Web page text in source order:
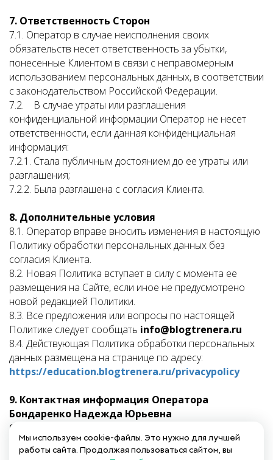
7. Ответственность Сторон
7.1. Оператор в случае неисполнения своих
обязательств несет ответственность за убытки,
понесенные Клиентом в связи с неправомерным
использованием персональных данных, в соответствии
с законодательством Российской Федерации.
7.2. В случае утраты или разглашения
конфиденциальной информации Оператор не несет
ответственности, если данная конфиденциальная
информация:
7.2.1. Стала публичным достоянием до ее утраты или
разглашения;
7.2.2. Была разглашена с согласия Клиента.
8. Дополнительные условия
8.1. Оператор вправе вносить изменения в настоящую
Политику обработки персональных данных без
согласия Клиента.
8.2. Новая Политика вступает в силу с момента ее
размещения на Сайте, если иное не предусмотрено
новой редакцией Политики.
8.3. Все предложения или вопросы по настоящей
Политике следует сообщать info@blogtrenera.ru
8.4. Действующая Политика обработки персональных
данных размещена на странице по адресу:
https://education.blogtrenera.ru/privacypolicy
9. Контактная информация Оператора
Бондаренко Надежда Юрьевна
ООО «НБТ» Юридический адрес:
117133, г Москва, ул Теплый Стан, д 21, корп 5
ИНН 7728620620 КПП 772801001
Мы используем cookie-файлы. Это нужно для лучшей
работы сайта. Продолжая пользоваться сайтом, вы